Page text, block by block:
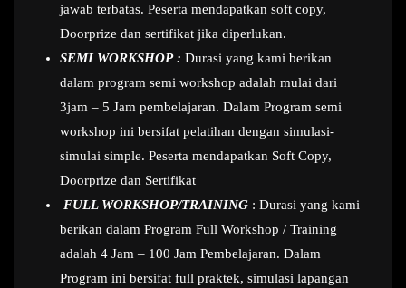
jawab terbatas. Peserta mendapatkan soft copy,
Doorprize dan sertifikat jika diperlukan.
SEMI WORKSHOP : Durasi yang kami berikan
dalam program semi workshop adalah mulai dari
3jam – 5 Jam pembelajaran. Dalam Program semi
workshop ini bersifat pelatihan dengan simulasi-
simulai simple. Peserta mendapatkan Soft Copy,
Doorprize dan Sertifikat
FULL WORKSHOP/TRAINING : Durasi yang kami
berikan dalam Program Full Workshop / Training
adalah 4 Jam – 100 Jam Pembelajaran. Dalam
Program ini bersifat full praktek, simulasi lapangan